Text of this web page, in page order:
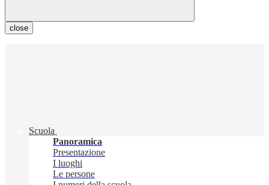
close
Scuola
Panoramica
Presentazione
I luoghi
Le persone